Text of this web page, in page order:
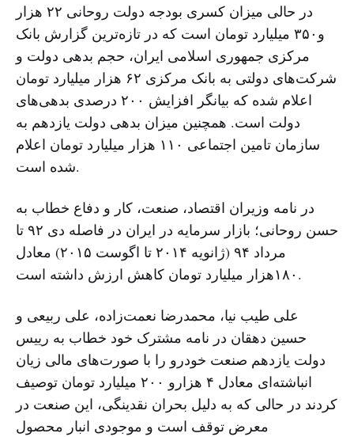
در حالی میزان کسری بودجه دولت روحانی ۲۲ هزار
و۳۵۰ میلیارد تومان است که در تازه‌ترین گزارش بانک
مرکزی جمهوری اسلامی ایران، حجم بدهی دولت و
شرکت‌های دولتی به بانک مرکزی ۶۲ هزار میلیارد تومان
اعلام شده که بیانگر افزایش ۲۰۰ درصدی بدهی‌های
دولت است. همچنین میزان بدهی دولت یازدهم به
سازمان تامین اجتماعی ۱۱۰ هزار میلیارد تومان اعلام
شده است.
در نامه وزیران اقتصاد، صنعت، کار و دفاع خطاب به
حسن روحانی؛ بازار سرمایه در ایران در فاصله دی ۹۲ تا
مرداد ۹۴ (ژانویه ۲۰۱۴ تا اگوست ۲۰۱۵) معادل
۱۸۰هزار میلیارد تومان کاهش ارزش داشته است.
علی طیب نیا، محمدرضا نعمت‌زاده، علی ربیعی و
حسین دهقان در نامه مشترک خود خطاب به رییس
دولت یازدهم صنعت خودرو را با صورت‌های مالی زیان
انباشته‌ای معادل ۴ هزارو ۲۰۰ میلیارد تومان توصیف
کردند در حالی که به دلیل بحران نقدینگی، این صنعت در
معرض توقف است و موجودی انبار محصول